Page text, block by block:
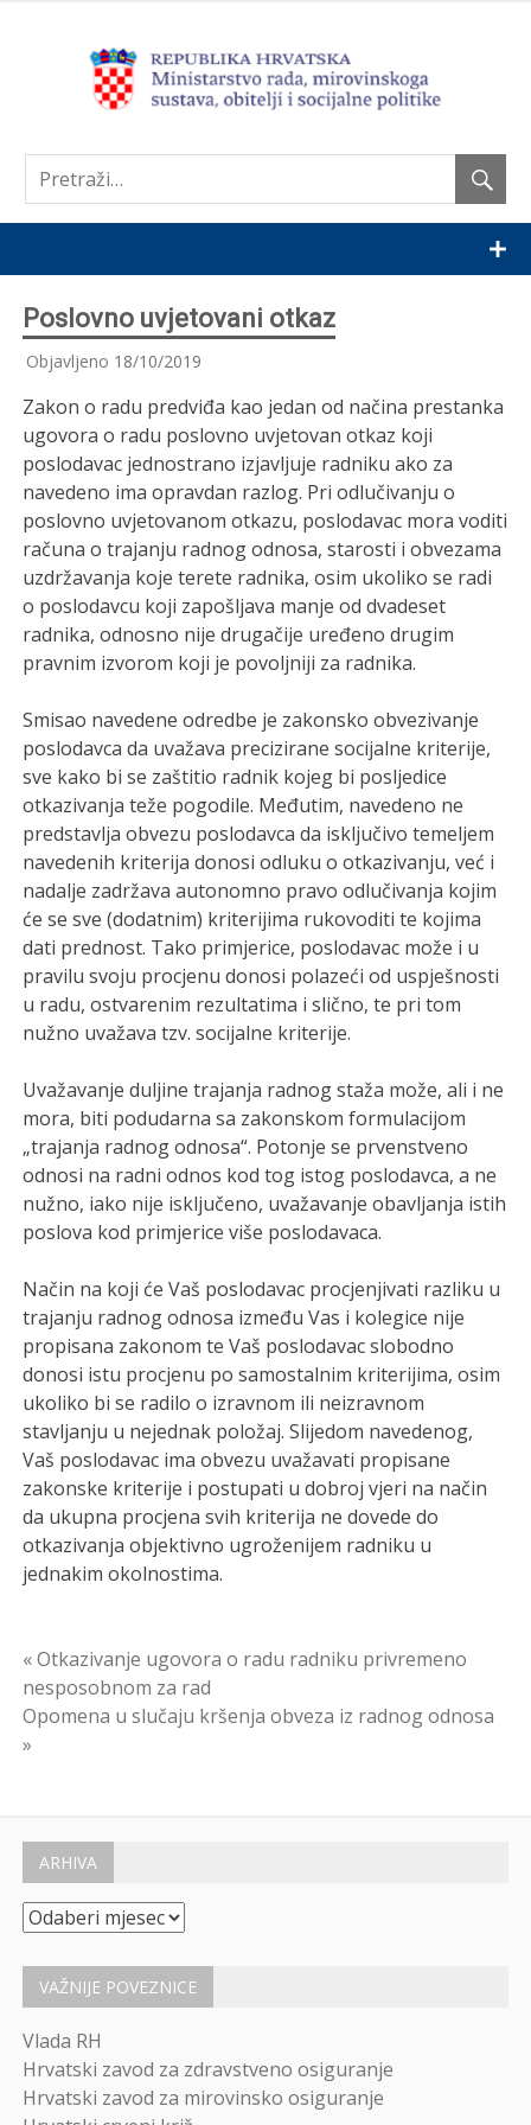
Poslovno uvjetovani otkaz
Objavljeno 18/10/2019
Zakon o radu predviđa kao jedan od načina prestanka
ugovora o radu poslovno uvjetovan otkaz koji
poslodavac jednostrano izjavljuje radniku ako za
navedeno ima opravdan razlog. Pri odlučivanju o
poslovno uvjetovanom otkazu, poslodavac mora voditi
računa o trajanju radnog odnosa, starosti i obvezama
uzdržavanja koje terete radnika, osim ukoliko se radi
o poslodavcu koji zapošljava manje od dvadeset
radnika, odnosno nije drugačije uređeno drugim
pravnim izvorom koji je povoljniji za radnika.
Smisao navedene odredbe je zakonsko obvezivanje
poslodavca da uvažava precizirane socijalne kriterije,
sve kako bi se zaštitio radnik kojeg bi posljedice
otkazivanja teže pogodile. Međutim, navedeno ne
predstavlja obvezu poslodavca da isključivo temeljem
navedenih kriterija donosi odluku o otkazivanju, već i
nadalje zadržava autonomno pravo odlučivanja kojim
će se sve (dodatnim) kriterijima rukovoditi te kojima
dati prednost. Tako primjerice, poslodavac može i u
pravilu svoju procjenu donosi polazeći od uspješnosti
u radu, ostvarenim rezultatima i slično, te pri tom
nužno uvažava tzv. socijalne kriterije.
Uvažavanje duljine trajanja radnog staža može, ali i ne
mora, biti podudarna sa zakonskom formulacijom
„trajanja radnog odnosa“. Potonje se prvenstveno
odnosi na radni odnos kod tog istog poslodavca, a ne
nužno, iako nije isključeno, uvažavanje obavljanja istih
poslova kod primjerice više poslodavaca.
Način na koji će Vaš poslodavac procjenjivati razliku u
trajanju radnog odnosa između Vas i kolegice nije
propisana zakonom te Vaš poslodavac slobodno
donosi istu procjenu po samostalnim kriterijima, osim
ukoliko bi se radilo o izravnom ili neizravnom
stavljanju u nejednak položaj. Slijedom navedenog,
Vaš poslodavac ima obvezu uvažavati propisane
zakonske kriterije i postupati u dobroj vjeri na način
da ukupna procjena svih kriterija ne dovede do
otkazivanja objektivno ugroženijem radniku u
jednakim okolnostima.
Navigacija
objava
« Otkazivanje ugovora o radu radniku privremeno
nesposobnom za rad
Opomena u slučaju kršenja obveza iz radnog odnosa
»
ARHIVA
Arhiva
VAŽNIJE POVEZNICE
Vlada RH
Hrvatski zavod za zdravstveno osiguranje
Hrvatski zavod za mirovinsko osiguranje